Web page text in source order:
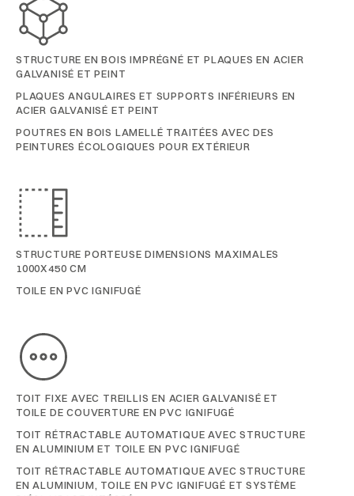
STRUCTURE EN BOIS IMPRÉGNÉ ET PLAQUES EN ACIER
GALVANISÉ ET PEINT
PLAQUES ANGULAIRES ET SUPPORTS INFÉRIEURS EN
ACIER GALVANISÉ ET PEINT
POUTRES EN BOIS LAMELLÉ TRAITÉES AVEC DES
PEINTURES ÉCOLOGIQUES POUR EXTÉRIEUR
STRUCTURE PORTEUSE DIMENSIONS MAXIMALES
1000X450 CM
TOILE EN PVC IGNIFUGÉ
TOIT FIXE AVEC TREILLIS EN ACIER GALVANISÉ ET
TOILE DE COUVERTURE EN PVC IGNIFUGÉ
TOIT RÉTRACTABLE AUTOMATIQUE AVEC STRUCTURE
EN ALUMINIUM ET TOILE EN PVC IGNIFUGÉ
TOIT RÉTRACTABLE AUTOMATIQUE AVEC STRUCTURE
EN ALUMINIUM, TOILE EN PVC IGNIFUGÉ ET SYSTÈME